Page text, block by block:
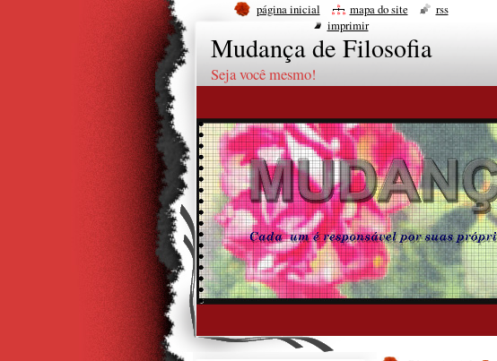
Mudança de Filosofia
Seja você mesmo!
página inicial mapa do site
rss
imprimir